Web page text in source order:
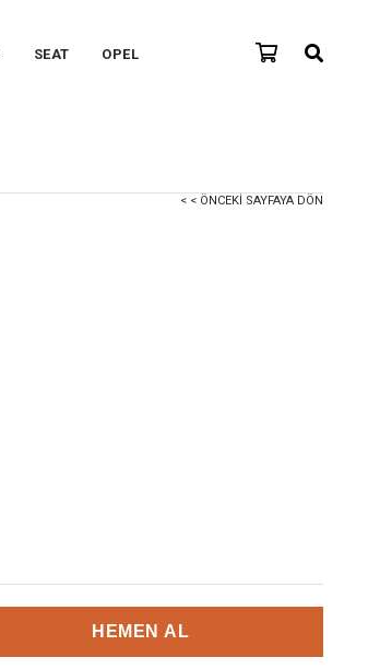
SEAT OPEL
< < ÖNCEKI SAYFAYA DÖN